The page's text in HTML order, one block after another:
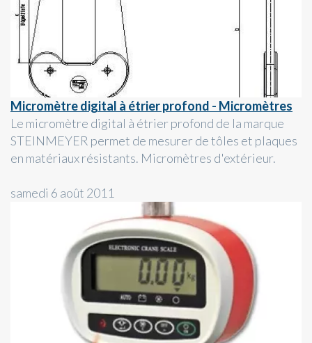
Micromètre digital à étrier profond - Micromètres
Le micromètre digital à étrier profond de la marque
STEINMEYER permet de mesurer de tôles et plaques
en matériaux résistants. Micromètres d'extérieur.
samedi 6 août 2011